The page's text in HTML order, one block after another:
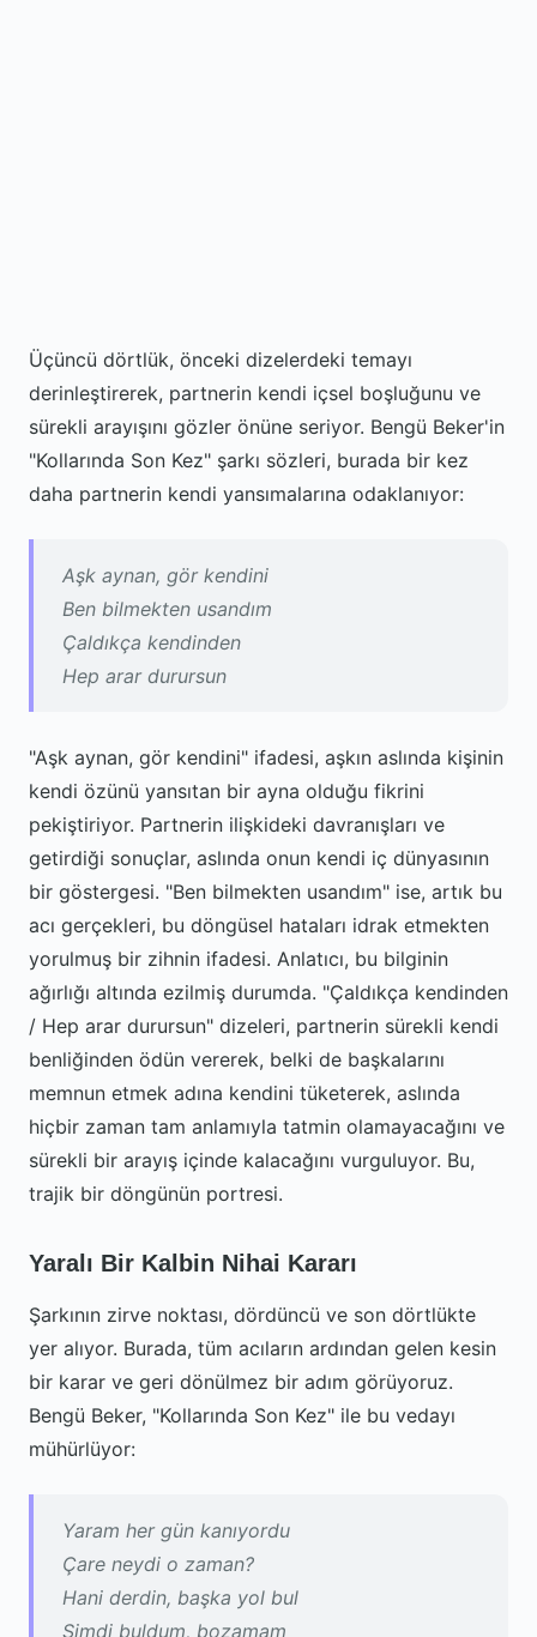
Üçüncü dörtlük, önceki dizelerdeki temayı
derinleştirerek, partnerin kendi içsel boşluğunu ve
sürekli arayışını gözler önüne seriyor. Bengü Beker'in
"Kollarında Son Kez" şarkı sözleri, burada bir kez
daha partnerin kendi yansımalarına odaklanıyor:
Aşk aynan, gör kendini
Ben bilmekten usandım
Çaldıkça kendinden
Hep arar durursun
"Aşk aynan, gör kendini" ifadesi, aşkın aslında kişinin
kendi özünü yansıtan bir ayna olduğu fikrini
pekiştiriyor. Partnerin ilişkideki davranışları ve
getirdiği sonuçlar, aslında onun kendi iç dünyasının
bir göstergesi. "Ben bilmekten usandım" ise, artık bu
acı gerçekleri, bu döngüsel hataları idrak etmekten
yorulmuş bir zihnin ifadesi. Anlatıcı, bu bilginin
ağırlığı altında ezilmiş durumda. "Çaldıkça kendinden
/ Hep arar durursun" dizeleri, partnerin sürekli kendi
benliğinden ödün vererek, belki de başkalarını
memnun etmek adına kendini tüketerek, aslında
hiçbir zaman tam anlamıyla tatmin olamayacağını ve
sürekli bir arayış içinde kalacağını vurguluyor. Bu,
trajik bir döngünün portresi.
Yaralı Bir Kalbin Nihai Kararı
Şarkının zirve noktası, dördüncü ve son dörtlükte
yer alıyor. Burada, tüm acıların ardından gelen kesin
bir karar ve geri dönülmez bir adım görüyoruz.
Bengü Beker, "Kollarında Son Kez" ile bu vedayı
mühürlüyor:
Yaram her gün kanıyordu
Çare neydi o zaman?
Hani derdin, başka yol bul
Şimdi buldum, bozamam